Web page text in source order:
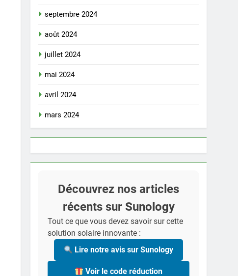
septembre 2024
août 2024
juillet 2024
mai 2024
avril 2024
mars 2024
Découvrez nos articles
récents sur Sunology
Tout ce que vous devez savoir sur cette
solution solaire innovante :
Lire notre avis sur Sunology
Voir le code réduction